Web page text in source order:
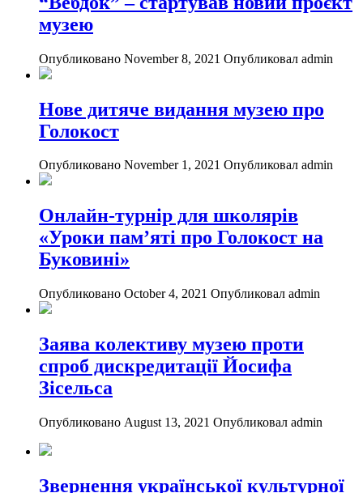
музею
Опубликовано November 8, 2021 Опубликовал admin
Нове дитяче видання музею про
Голокост
Опубликовано November 1, 2021 Опубликовал admin
Онлайн-турнір для школярів
«Уроки пам’яті про Голокост на
Буковині»
Опубликовано October 4, 2021 Опубликовал admin
Заява колективу музею проти
спроб дискредитації Йосифа
Зісельса
Опубликовано August 13, 2021 Опубликовал admin
Звернення української культурної